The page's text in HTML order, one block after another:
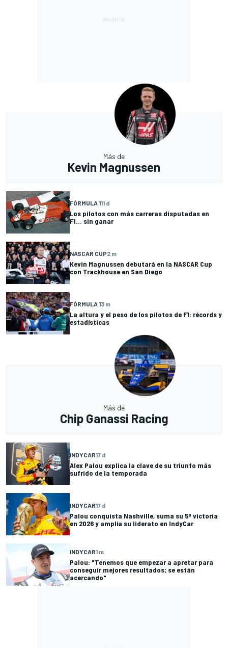
Más de
Kevin Magnussen
FÓRMULA 111 d
Los pilotos con más carreras disputadas en
F1... sin ganar
NASCAR CUP2 m
Kevin Magnussen debutará en la NASCAR Cup
con Trackhouse en San Diego
FÓRMULA 13 m
La altura y el peso de los pilotos de F1: récords y
estadísticas
Más de
Chip Ganassi Racing
INDYCAR17 d
Alex Palou explica la clave de su triunfo más
sufrido de la temporada
INDYCAR17 d
Palou conquista Nashville, suma su 5ª victoria
en 2026 y amplía su liderato en IndyCar
INDYCAR1 m
Palou: "Tenemos que empezar a apretar para
conseguir mejores resultados; se están
acercando"